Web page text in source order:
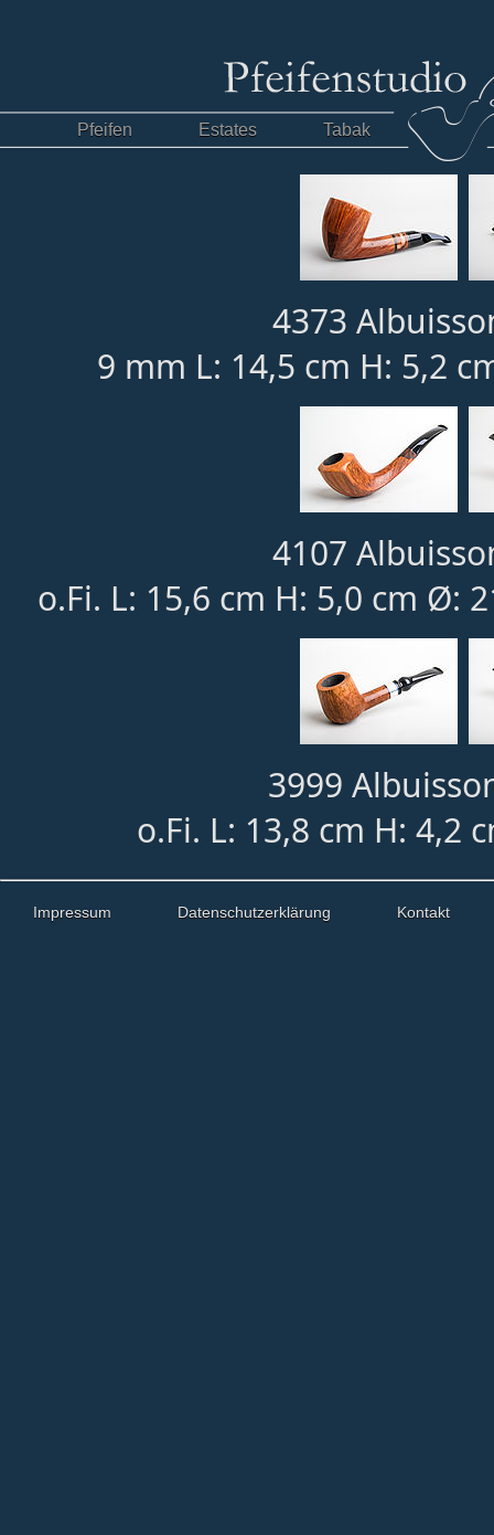
Pfeifen Estates Tabak
4373
9 mm L: 14,5 cm H: 5,2
4107
o.Fi. L: 15,6 cm H: 5,0 cm Ø:
3999
o.Fi. L: 13,8 cm H: 4,2
Impressum Datenschutzerklärung Kontakt